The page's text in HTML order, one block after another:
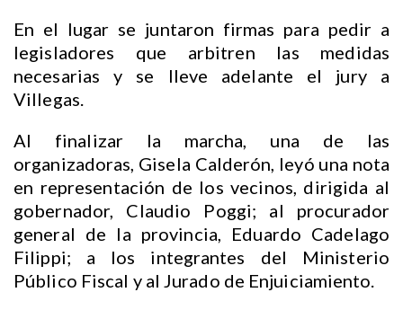
En el lugar se juntaron firmas para pedir a
legisladores que arbitren las medidas
necesarias y se lleve adelante el jury a
Villegas.
Al finalizar la marcha, una de las
organizadoras, Gisela Calderón, leyó una nota
en representación de los vecinos, dirigida al
gobernador, Claudio Poggi; al procurador
general de la provincia, Eduardo Cadelago
Filippi; a los integrantes del Ministerio
Público Fiscal y al Jurado de Enjuiciamiento.